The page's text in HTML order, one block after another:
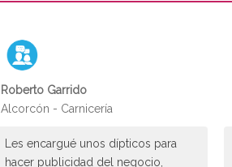
Roberto Garrido
Alcorcón - Carnicería
Les encargué unos dípticos para
hacer publicidad del negocio,